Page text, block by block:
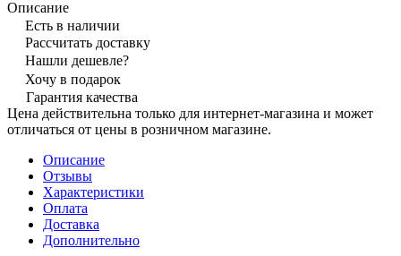
Описание
Есть в наличии
Рассчитать доставку
Нашли дешевле?
Хочу в подарок
Гарантия качества
Цена действительна только для интернет-магазина и может
отличаться от цены в розничном магазине.
Описание
Отзывы
Характеристики
Оплата
Доставка
Дополнительно